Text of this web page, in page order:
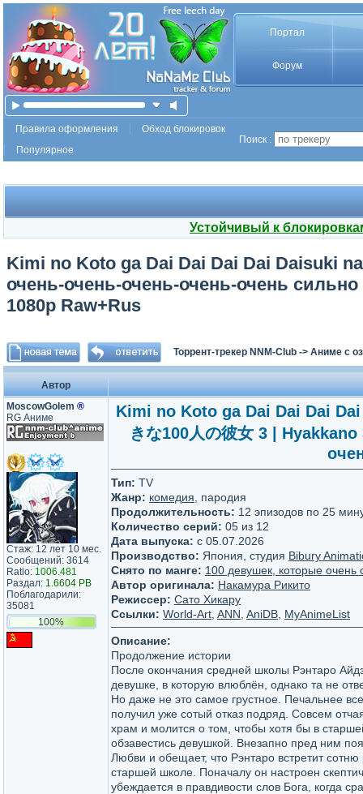
Портал
Форум
Правила оформления
Обход блокировок
Популярное
Поиск :
Устойчивый к
Kimi no Koto ga Dai Dai Dai Dai Daisuki
очень-очень-очень-очень-очень
1080p Raw+Rus
Торрент-трекер NNM-Club -> Аниме с
Автор
MoscowGolem ®
RG Аниме
Стаж: 12 лет 10 мес.
Сообщений: 3614
Ratio: 1006.481
Раздал: 1.6604 PB
Поблагодарили:
35081
100%
Kimi no Koto ga Dai Dai Dai
きな100人の彼女 3 |
Тип: TV
Жанр: комедия , пародия
Продолжительность: 12 эпизодов по 25
Количество серий: 05 из 12
Дата выпуска: c 05.07.2026
Производство: Япония, студия Bibury
Снято по манге: 100 девушек, которые очень
Автор оригинала: Накамура Рикито
Режиссер: Сато Хикару
Ссылки: World-Art ANN AniDB MyAnimeList
Описание:
Продолжение истории
После окончания средней школы Рэнтаро
девушке, в которую влюблён, однако та не
Но даже не это самое грустное. Печальнее
получил уже сотый отказ подряд. Совсем
храм и молится о том, чтобы хотя бы в
обзавестись девушкой. Внезапно пред ним
Любви и обещает, что Рэнтаро встретит
старшей школе. Поначалу он настроен
убеждается в правдивости слов Бога, когда